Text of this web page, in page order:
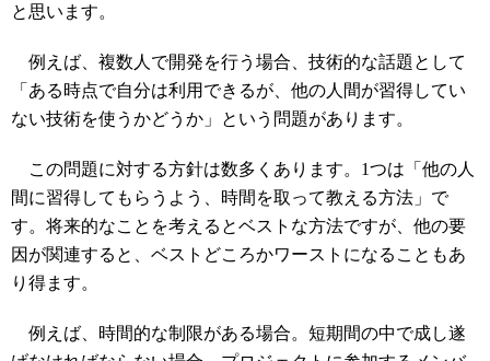
と思います。
例えば、複数人で開発を行う場合、技術的な話題として
「ある時点で自分は利用できるが、他の人間が習得してい
ない技術を使うかどうか」という問題があります。
この問題に対する方針は数多くあります。1つは「他の人
間に習得してもらうよう、時間を取って教える方法」で
す。将来的なことを考えるとベストな方法ですが、他の要
因が関連すると、ベストどころかワーストになることもあ
り得ます。
例えば、時間的な制限がある場合。短期間の中で成し遂